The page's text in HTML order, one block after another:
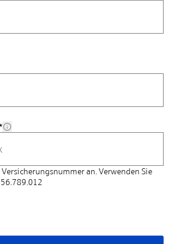
an. Verwenden Sie